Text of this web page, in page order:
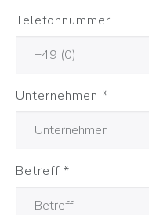
Telefonnummer
Unternehmen *
Betreff *